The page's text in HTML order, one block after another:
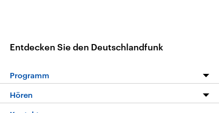
Entdecken Sie den Deutschlandfunk
Programm
Programm
Hören